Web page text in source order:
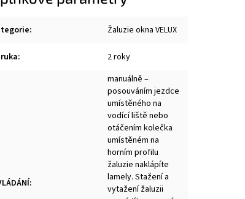
: Žaluzie okna VELUX
: 2 roky
:
manuálně –
posouváním jezdce
umístěného na
vodící liště nebo
otáčením kolečka
umístěném na
horním profilu
žaluzie naklápíte
lamely. Stažení a
vytažení žaluzii